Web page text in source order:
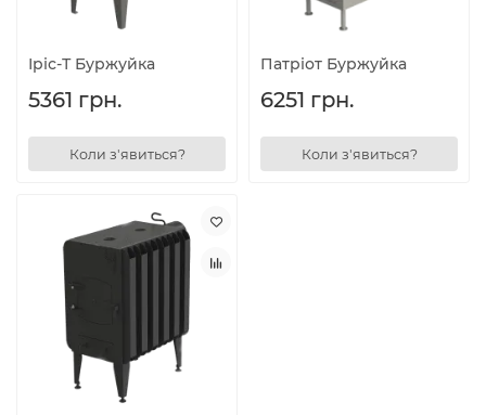
Іріс-Т Буржуйка
5361 грн.
Коли з'явиться?
Патріот Буржуйка
6251 грн.
Коли з'явиться?